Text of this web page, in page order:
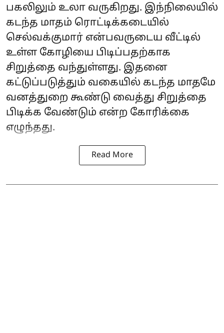
பகலிலும் உலா வருகிறது. இந்நிலையில்
கடந்த மாதம் ரொட்டிக்கடையில்
செல்வக்குமார் என்பவருடைய வீட்டில்
உள்ள கோழியை பிடிப்பதற்காக
சிறுத்தை வந்துள்ளது. இதனை
கட்டுப்படுத்தும் வகையில் கடந்த மாதமே
வனத்துறை கூண்டு வைத்து சிறுத்தை
பிடிக்க வேண்டும் என்ற கோரிக்கை
எழுந்தது.
Read More